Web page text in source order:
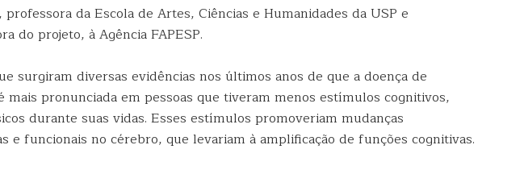
da Escola de Artes, Ciências e Humanidades da USP e
do projeto, à Agência FAPESP.
surgiram diversas evidências nos últimos anos de que a doença de
mais pronunciada em pessoas que tiveram menos estímulos cognitivos,
durante suas vidas. Esses estímulos promoveriam mudanças
e funcionais no cérebro, que levariam à amplificação de funções cognitivas.